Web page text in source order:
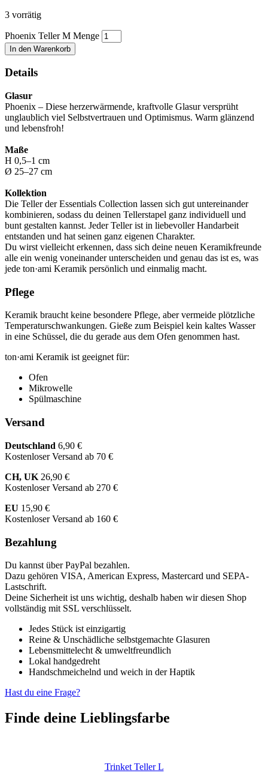
3 vorrätig
Phoenix Teller M Menge
In den Warenkorb
Details
Glasur
Phoenix – Diese herzerwärmende, kraftvolle Glasur versprüht
unglaublich viel Selbstvertrauen und Optimismus. Warm glänzend
und lebensfroh!
Maße
H 0,5–1 cm
Ø 25–27 cm
Kollektion
Die Teller der Essentials Collection lassen sich gut untereinander
kombinieren, sodass du deinen Tellerstapel ganz individuell und
bunt gestalten kannst. Jeder Teller ist in liebevoller Handarbeit
entstanden und hat seinen ganz eigenen Charakter.
Du wirst vielleicht erkennen, dass sich deine neuen Keramikfreunde
alle ein wenig voneinander unterscheiden und genau das ist es, was
jede ton·ami Keramik persönlich und einmalig macht.
Pflege
Keramik braucht keine besondere Pflege, aber vermeide plötzliche
Temperaturschwankungen. Gieße zum Beispiel kein kaltes Wasser
in eine Schüssel, die du gerade aus dem Ofen genommen hast.
ton·ami Keramik ist geeignet für:
Ofen
Mikrowelle
Spülmaschine
Versand
Deutschland 6,90 €
Kostenloser Versand ab 70 €
CH, UK 26,90 €
Kostenloser Versand ab 270 €
EU 15,90 €
Kostenloser Versand ab 160 €
Bezahlung
Du kannst über PayPal bezahlen.
Dazu gehören VISA, American Express, Mastercard und SEPA-
Lastschrift.
Deine Sicherheit ist uns wichtig, deshalb haben wir diesen Shop
vollständig mit SSL verschlüsselt.
Jedes Stück ist einzigartig
Reine & Unschädliche selbstgemachte Glasuren
Lebensmittelecht & umweltfreundlich
Lokal handgedreht
Handschmeichelnd und weich in der Haptik
Hast du eine Frage?
Finde deine Lieblingsfarbe
Trinket Teller L